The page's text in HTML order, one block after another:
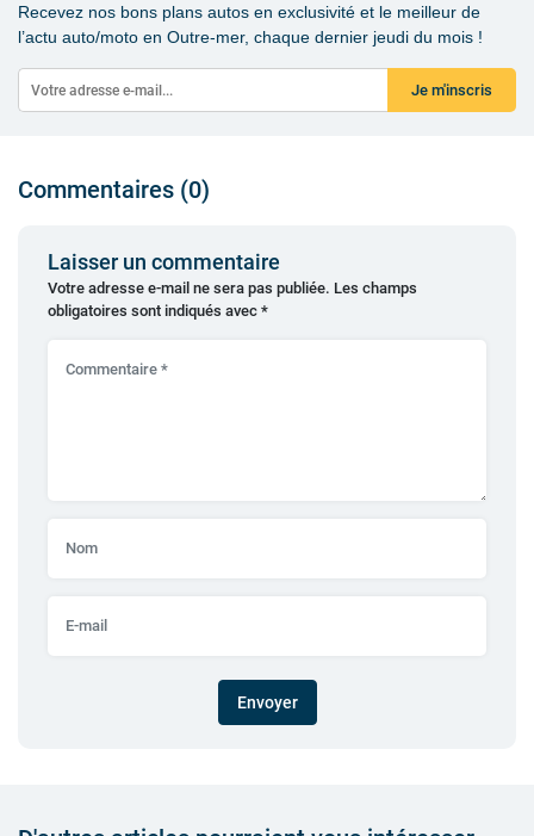
Recevez nos bons plans autos en exclusivité et le meilleur de
l’actu auto/moto en Outre-mer, chaque dernier jeudi du mois !
Je m'inscris
Commentaires (0)
Laisser un commentaire
Votre adresse e-mail ne sera pas publiée. Les champs
obligatoires sont indiqués avec *
Envoyer